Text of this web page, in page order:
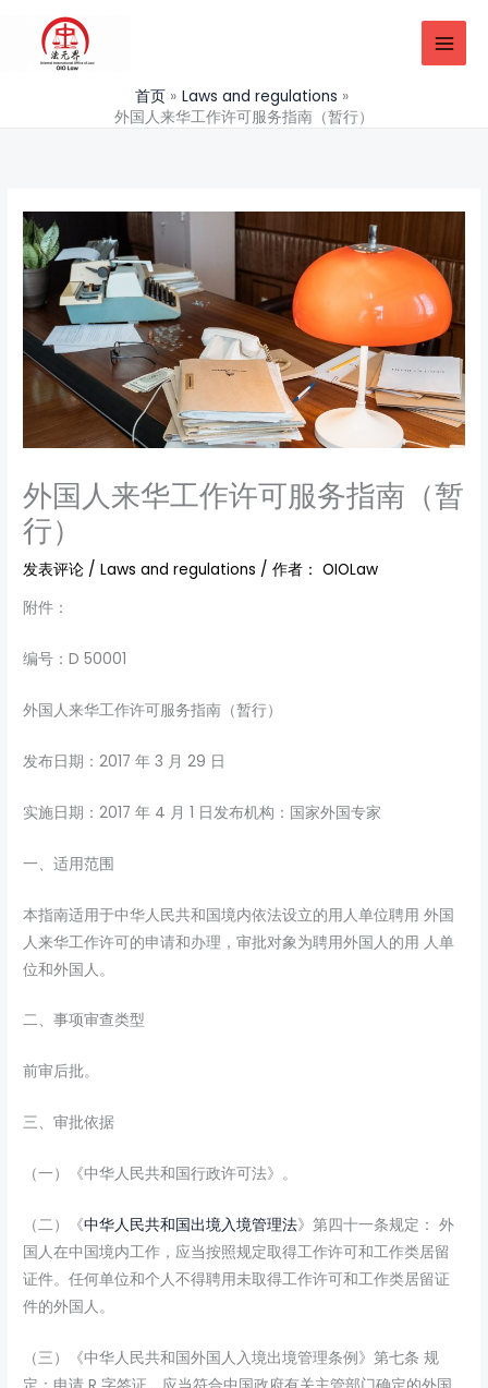
首页
Laws and regulations
外国人来华工作许可服务指南（暂行）
外国人来华工作许可服务指南（暂
行）
发表评论 /Laws and regulations / 作者： OIOLaw
附件：
编号：D 50001
外国人来华工作许可服务指南（暂行）
发布日期：2017 年 3 月 29 日
实施日期：2017 年 4 月 1 日发布机构：国家外国专家
一、适用范围
本指南适用于中华人民共和国境内依法设立的用人单位聘用 外国
人来华工作许可的申请和办理，审批对象为聘用外国人的用 人单
位和外国人。
二、事项审查类型
前审后批。
三、审批依据
（一）《中华人民共和国行政许可法》。
（二）《中华人民共和国出境入境管理法》第四十一条规定： 外
国人在中国境内工作，应当按照规定取得工作许可和工作类居留
证件。任何单位和个人不得聘用未取得工作许可和工作类居留证
件的外国人。
（三）《中华人民共和国外国人入境出境管理条例》第七条 规